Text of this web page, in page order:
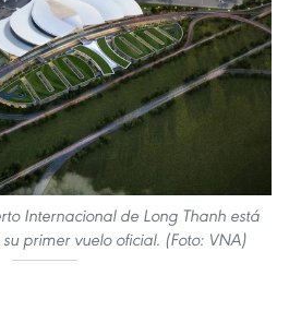
Internacional de Long Thanh está
primer vuelo oficial. (Foto: VNA)